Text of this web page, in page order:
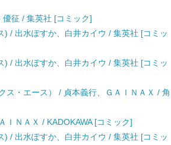
征 / 集英社 [コミック]
/ 出水ぽすか、白井カイウ / 集英社 [コミッ
/ 出水ぽすか、白井カイウ / 集英社 [コミッ
ス・エース） / 貞本義行、ＧＡＩＮＡＸ / 角
ＩＮＡＸ / KADOKAWA [コミック]
/ 出水ぽすか、白井カイウ / 集英社 [コミッ